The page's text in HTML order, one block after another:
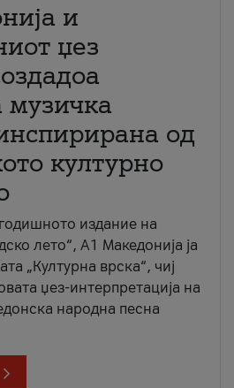
и
џез
музичка
од
културно
издание на
лето“, А1 Македонија ја
„Културна врска“, чиј
џез-интерпретација на
народна песна